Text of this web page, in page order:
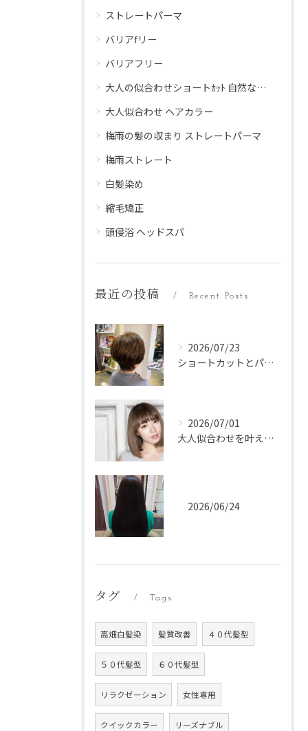
ストレートパーマ
バリアfリー
バリアフリー
大人の似合わせショートｶｯﾄ 自然な仕上がり
大人似合わせ ヘアカラー
梅雨の髪の収まり ストレートパーマ
梅雨ストレート
白髪染め
縮毛矯正
頭侵浴 ヘッドスパ
最近の投稿 Recent Posts
2026/07/23
ショートカットとパーマで自然な雰囲気に仕上げる愛知県名古屋市中川区の最旬ポイント
2026/07/01
大人似合わせを叶えるヘアカラーサロン選びの新常識名古屋市中川区完全ガイド
2026/06/24
タグ Tags
高畑白髪染 髪質改善 ４０代髪型
５０代髪型 ６０代髪型
リラクゼーション 女性専用
クイックカラー リーズナブル